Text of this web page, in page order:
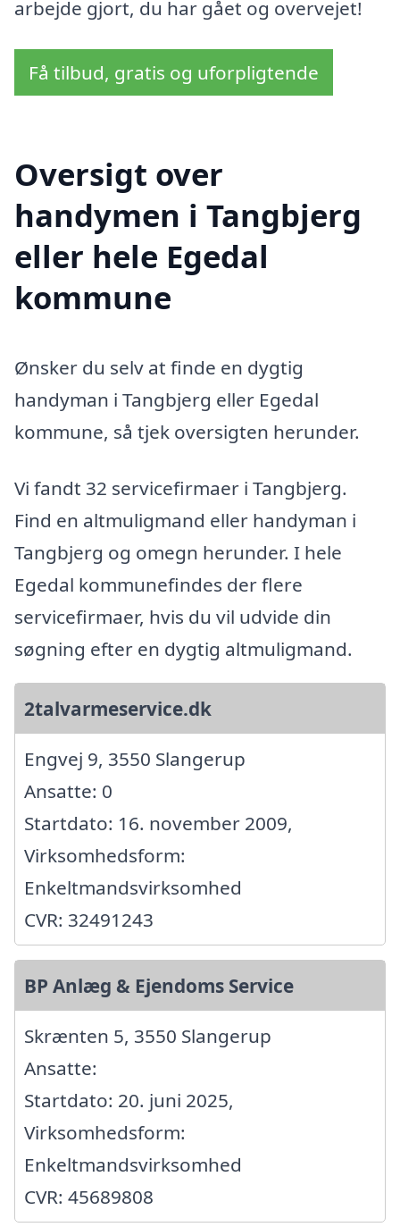
arbejde gjort, du har gået og overvejet!
Få tilbud, gratis og uforpligtende
Oversigt over
handymen i Tangbjerg
eller hele Egedal
kommune
Ønsker du selv at finde en dygtig
handyman i Tangbjerg eller Egedal
kommune, så tjek oversigten herunder.
Vi fandt 32 servicefirmaer i Tangbjerg.
Find en altmuligmand eller handyman i
Tangbjerg og omegn herunder. I hele
Egedal kommunefindes der flere
servicefirmaer, hvis du vil udvide din
søgning efter en dygtig altmuligmand.
2talvarmeservice.dk
Engvej 9, 3550 Slangerup
Ansatte: 0
Startdato: 16. november 2009,
Virksomhedsform:
Enkeltmandsvirksomhed
CVR: 32491243
BP Anlæg & Ejendoms Service
Skrænten 5, 3550 Slangerup
Ansatte:
Startdato: 20. juni 2025,
Virksomhedsform:
Enkeltmandsvirksomhed
CVR: 45689808